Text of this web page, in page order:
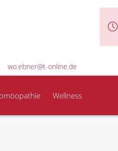
wo.ebner@t-online.de
Wellness